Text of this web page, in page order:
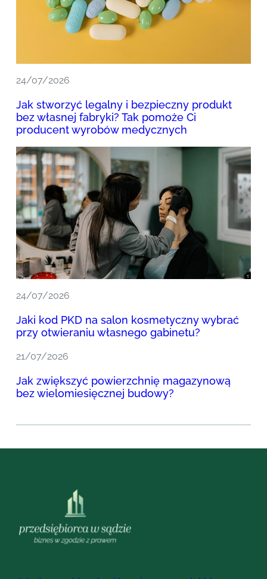
24/07/2026
Jak stworzyć legalny i bezpieczny produkt
bez własnej fabryki? Tak pomoże Ci
producent wyrobów medycznych
24/07/2026
Jaki kod PKD na salon kosmetyczny wybrać
przy otwieraniu własnego gabinetu?
21/07/2026
Jak zwiększyć powierzchnię magazynową
bez wielomiesięcznej budowy?